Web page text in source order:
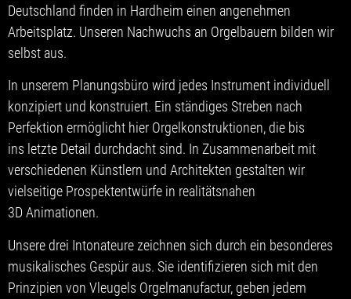
Deutschland finden in Hardheim einen angenehmen
Arbeitsplatz. Unseren Nachwuchs an Orgelbauern bilden wir
selbst aus.
In unserem Planungsbüro wird jedes Instrument individuell
konzipiert und konstruiert. Ein ständiges Streben nach
Perfektion ermöglicht hier Orgelkonstruktionen, die bis
ins letzte Detail durchdacht sind. In Zusammenarbeit mit
verschiedenen Künstlern und Architekten gestalten wir
vielseitige Prospektentwürfe in realitätsnahen
3D Animationen.
Unsere drei Intonateure zeichnen sich durch ein besonderes
musikalisches Gespür aus. Sie identifizieren sich mit den
Prinzipien von Vleugels Orgelmanufactur, geben jedem